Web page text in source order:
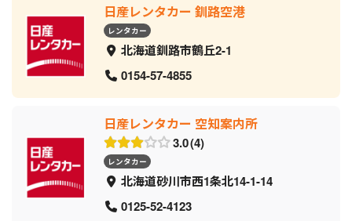
日産レンタカー 釧路空港
レンタカー
北海道釧路市鶴丘2-1
0154-57-4855
日産レンタカー 空知案内所
3.0 4
レンタカー
北海道砂川市西1条北14-1-14
0125-52-4123